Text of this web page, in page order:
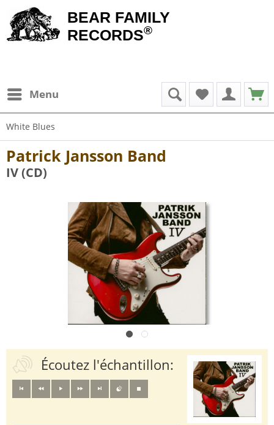
BEAR FAMILY
RECORDS®
Menu
White Blues
Patrick Jansson Band
IV (CD)
Écoutez l'échantillon: